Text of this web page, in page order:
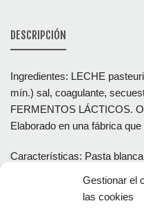
Gestionar el
las cookies
DESCRIPCIÓN
Ingredientes: LECHE
mín.) sal, coagulante,
FERMENTOS LÁCTICOS.
Elaborado en una fábrica
Características: Pasta